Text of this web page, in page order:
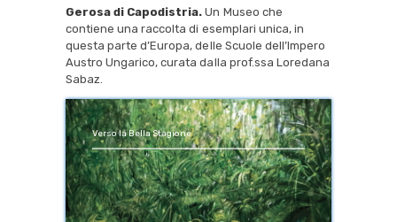
Gerosa di Capodistria. Un Museo che
contiene una raccolta di esemplari unica, in
questa parte d’Europa, delle Scuole dell’Impero
Austro Ungarico, curata dalla prof.ssa Loredana
Sabaz.
Verso la Bella Stagione